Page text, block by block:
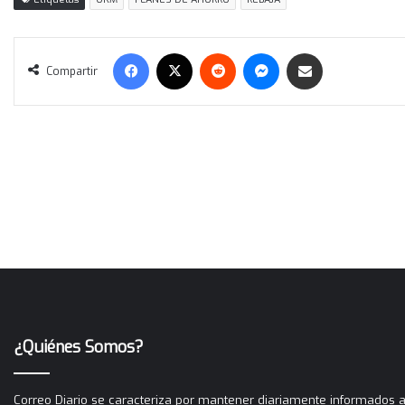
Compartir
Facebook Reddit Messenger
¿Quiénes Somos?
Correo Diario se caracteriza por mantener diariamente